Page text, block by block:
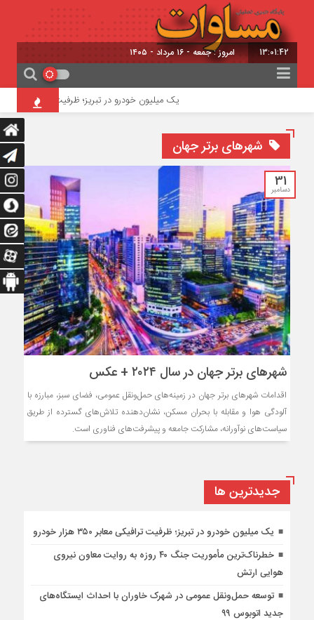
13:01:43 امروز : جمعه - ۱۶ مرداد - ۱۴۰۵
یک میلیون خودرو در تبریز؛ ظرفیت ترافیکی معابر ۳۵۰ هزار خودرو
شهرهای برتر جهان
31
دسامبر
شهرهای برتر جهان در سال ۲۰۲۴ + عکس
اقدامات شهرهای برتر جهان در زمینه‌های حمل‌ونقل عمومی، فضای سبز، مبارزه با
آلودگی هوا و مقابله با بحران مسکن، نشان‌دهنده تلاش‌های گسترده از طریق
سیاست‌های نوآورانه، مشارکت جامعه و پیشرفت‌های فناوری است.
جديدترين ها
یک میلیون خودرو در تبریز؛ ظرفیت ترافیکی معابر ۳۵۰ هزار خودرو
خطرناک‌ترین مأموریت جنگ ۴۰ روزه به روایت معاون نیروی
هوایی ارتش
توسعه حمل‌ونقل عمومی در شهرک خاوران با احداث ایستگاه‌های
جدید اتوبوس ۹۹